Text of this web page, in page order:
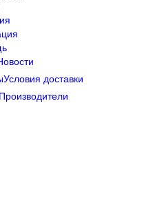
Условия доставки